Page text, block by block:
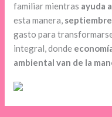
familiar mientras ayuda
esta manera, septiembre
gasto para
integral, donde
ambiental van de la